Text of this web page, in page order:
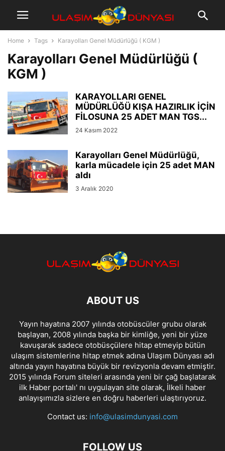
Home Tags Karayolları Genel Müdürlüğü ( KGM )
Karayolları Genel Müdürlüğü (
KGM )
KARAYOLLARI GENEL
MÜDÜRLÜĞÜ KIŞA HAZIRLIK İÇİN
FİLOSUNA 25 ADET MAN TGS...
24 Kasım 2022
Karayolları Genel Müdürlüğü,
karla mücadele için 25 adet MAN
aldı
3 Aralık 2020
ABOUT US
Yayın hayatına 2007 yılında otobüscüler grubu olarak
başlayan, 2008 yılında başka bir kimliğe, yeni bir yüze
kavuşarak sadece otobüsçülere hitap etmeyip bütün
ulaşım sistemlerine hitap etmek adına Ulaşım Dünyası adı
altında yayın hayatına büyük bir revizyonla devam etmiştir.
2015 yılında Forum siteleri arasında yeni bir çağ başlatarak
ilk Haber portalı' nı uygulayan site olarak, İlkeli haber
anlayışımızla sizlere en doğru haberleri ulaştırıyoruz.
Contact us: info@ulasimdunyasi.com
FOLLOW US